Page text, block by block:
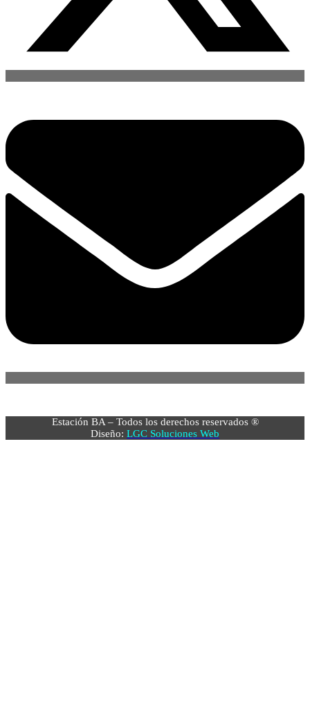
Estación BA – Todos los derechos reservados ®
Diseño: LGC Soluciones Web